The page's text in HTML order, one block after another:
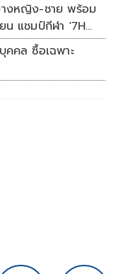
งหญิง-ชาย พร้อม
น แชมป์กีฬา '7HD
คคล ซื้อเฉพาะ